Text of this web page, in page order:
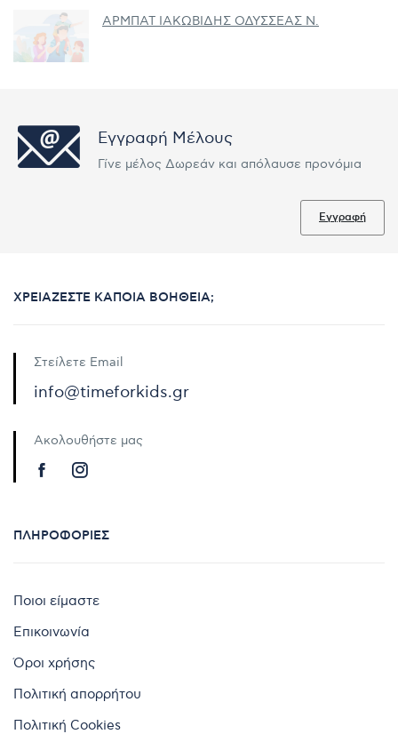
ΑΡΜΠΑΤ ΙΑΚΩΒΙΔΗΣ ΟΔΥΣΣΕΑΣ Ν.
Εγγραφή Μέλους
Γίνε μέλος Δωρεάν και απόλαυσε προνόμια
Εγγραφή
ΧΡΕΙΆΖΕΣΤΕ ΚΆΠΟΙΑ ΒΟΉΘΕΙΑ;
Στείλετε Email
info@timeforkids.gr
Ακολουθήστε μας
ΠΛΗΡΟΦΟΡΊΕΣ
Ποιοι είμαστε
Επικοινωνία
Όροι χρήσης
Πολιτική απορρήτου
Πολιτική Cookies